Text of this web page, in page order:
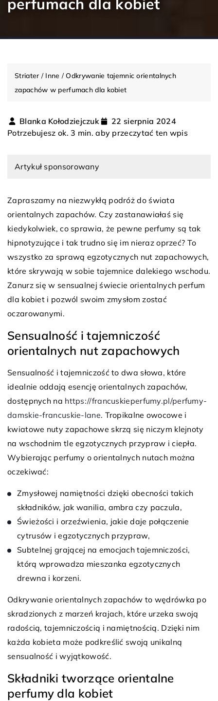
Striater/ Inne /Odkrywanie tajemnic orientalnych
zapachów w perfumach dla kobiet
Blanka Kołodziejczuk
22 sierpnia 2024
Potrzebujesz ok. 3 min. aby przeczytać ten wpis
Artykuł sponsorowany
Zapraszamy na niezwykłą podróż do świata
orientalnych zapachów. Czy zastanawiałaś się
kiedykolwiek, co sprawia, że pewne perfumy są tak
hipnotyzujące i tak trudno się im nieraz oprzeć? To
wszystko za sprawą egzotycznych nut zapachowych,
które skrywają w sobie tajemnice dalekiego wschodu.
Zanurz się w sensualnej świecie orientalnych perfum
dla kobiet i pozwól swoim zmysłom zostać
oczarowanymi.
Sensualność i tajemniczość
orientalnych nut zapachowych
Sensualność i tajemniczość to dwa słowa, które
idealnie oddają esencję orientalnych zapachów,
dostępnych na https://francuskieperfumy.pl/perfumy-
damskie-francuskie-lane. Tropikalne owocowe i
kwiatowe nuty zapachowe skrzą się niczym klejnoty
na wschodnim tle egzotycznych przypraw i ciepła.
Wybierając perfumy o orientalnych nutach można
oczekiwać:
Zmysłowej namiętności dzięki obecności takich
składników, jak wanilia, ambra czy paczula,
Świeżości i orzeźwienia, jakie daje połączenie
cytrusów i egzotycznych przypraw,
Subtelnej grającej na emocjach tajemniczości,
którą wprowadza mieszanka egzotycznych
drewna i korzeni.
Odkrywanie orientalnych zapachów to wędrówka po
skradzionych z marzeń krajach, które urzeka swoją
radością, tajemniczością i namiętnością. Dzięki nim
każda kobieta może podkreślić swoją unikalną
sensualność i wyjątkowość.
Składniki tworzące orientalne
perfumy dla kobiet